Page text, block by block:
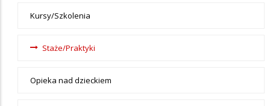
Kursy/Szkolenia
Staże/Praktyki
Opieka nad dzieckiem